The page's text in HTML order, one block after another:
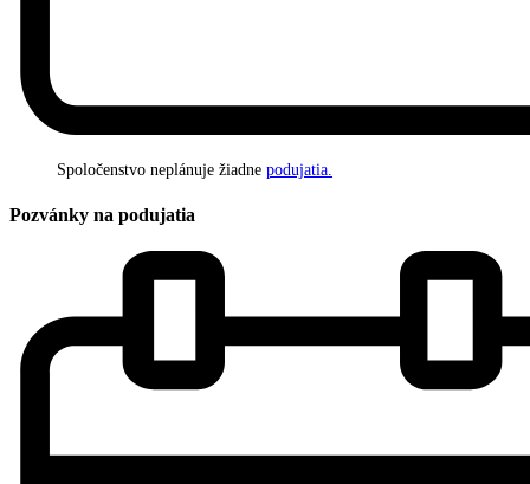
Spoločenstvo neplánuje žiadne podujatia.
Pozvánky na podujatia